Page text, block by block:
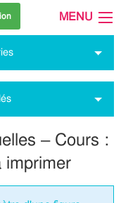
MENU
– Cours :
imprimer